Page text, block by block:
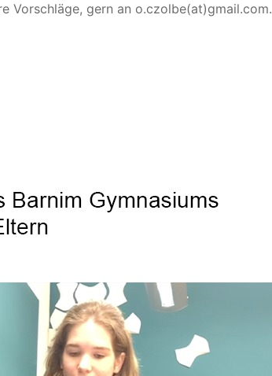
Vorschläge, gern an o.czolbe(at)gmail.com.